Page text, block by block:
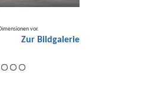
vor.
Zur Bildgalerie